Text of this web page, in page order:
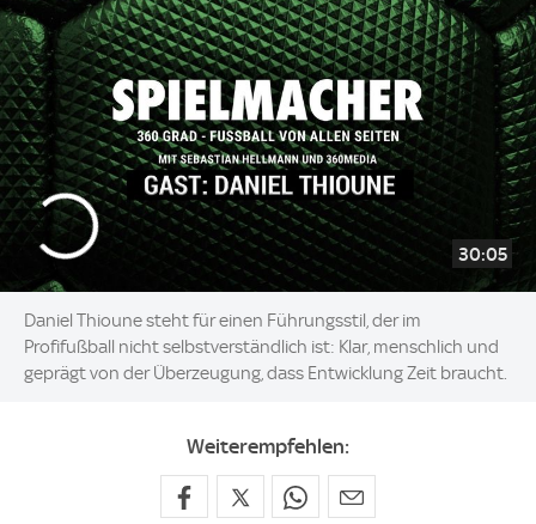
30:05
Daniel Thioune steht für einen Führungsstil, der im
Profifußball nicht selbstverständlich ist: Klar, menschlich und
geprägt von der Überzeugung, dass Entwicklung Zeit braucht.
Weiterempfehlen: